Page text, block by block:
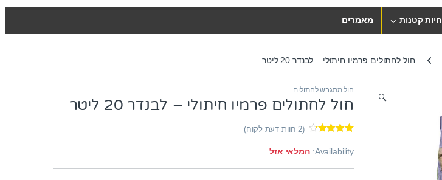
חיות קטנות מאמרים
חול לחתולים פרמיו חיתולי – לבנדר 20 ליטר
🔍
חול מתגבש לחתולים
חול לחתולים פרמיו חיתולי – לבנדר 20 ליטר
4.00מתוך
5 מבוסס
(
2 חוות דעת לקוח)
Availability: המלאי אזל